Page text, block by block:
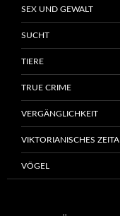
SEX UND GEWALT
SUCHT
TIERE
TRUE CRIME
VERGÄNGLICHKEIT
VIKTORIANISCHES
VÖGEL